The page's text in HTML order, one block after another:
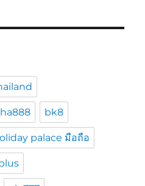
bk8
palace มือถือ